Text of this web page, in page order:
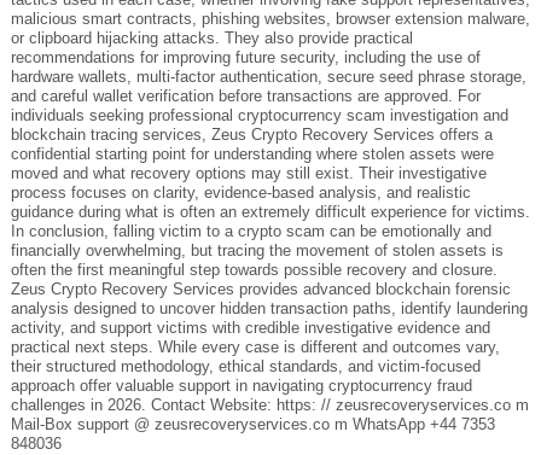
malicious smart contracts, phishing websites, browser extension malware,
or clipboard hijacking attacks. They also provide practical
recommendations for improving future security, including the use of
hardware wallets, multi-factor authentication, secure seed phrase storage,
and careful wallet verification before transactions are approved. For
individuals seeking professional cryptocurrency scam investigation and
blockchain tracing services, Zeus Crypto Recovery Services offers a
confidential starting point for understanding where stolen assets were
moved and what recovery options may still exist. Their investigative
process focuses on clarity, evidence-based analysis, and realistic
guidance during what is often an extremely difficult experience for victims.
In conclusion, falling victim to a crypto scam can be emotionally and
financially overwhelming, but tracing the movement of stolen assets is
often the first meaningful step towards possible recovery and closure.
Zeus Crypto Recovery Services provides advanced blockchain forensic
analysis designed to uncover hidden transaction paths, identify laundering
activity, and support victims with credible investigative evidence and
practical next steps. While every case is different and outcomes vary,
their structured methodology, ethical standards, and victim-focused
approach offer valuable support in navigating cryptocurrency fraud
challenges in 2026. Contact Website: https: // zeusrecoveryservices.co m
Mail-Box support @ zeusrecoveryservices.co m WhatsApp +44 7353
848036